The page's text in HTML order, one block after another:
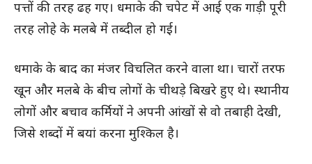
पत्तों की तरह ढह गए। धमाके की चपेट में आई एक गाड़ी पूरी
तरह लोहे के मलबे में तब्दील हो गई।
धमाके के बाद का मंजर विचलित करने वाला था। चारों तरफ
खून और मलबे के बीच लोगों के चीथड़े बिखरे हुए थे। स्थानीय
लोगों और बचाव कर्मियों ने अपनी आंखों से वो तबाही देखी,
जिसे शब्दों में बयां करना मुश्किल है।